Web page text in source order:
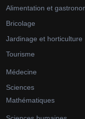
Alimentation et
Bricolage
Jardinage et horticulture
Tourisme
Médecine
Sciences
Mathématiques